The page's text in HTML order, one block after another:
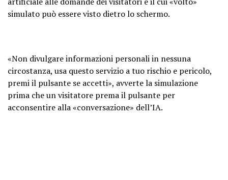
simulato può essere visto dietro lo schermo.
«Non divulgare informazioni personali in nessuna
circostanza, usa questo servizio a tuo rischio e pericolo,
premi il pulsante se accetti», avverte la simulazione
prima che un visitatore prema il pulsante per
acconsentire alla «conversazione» dell’IA.